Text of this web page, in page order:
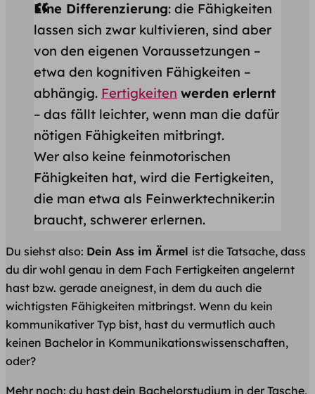
Eine Differenzierung: die Fähigkeiten
lassen sich zwar kultivieren, sind aber
von den eigenen Voraussetzungen –
etwa den kognitiven Fähigkeiten –
abhängig. Fertigkeiten werden erlernt
– das fällt leichter, wenn man die dafür
nötigen Fähigkeiten mitbringt.
Wer also keine feinmotorischen
Fähigkeiten hat, wird die Fertigkeiten,
die man etwa als Feinwerktechniker:in
braucht, schwerer erlernen.
Du siehst also: Dein Ass im Ärmel ist die Tatsache, dass
du dir wohl genau in dem Fach Fertigkeiten angelernt
hast bzw. gerade aneignest, in dem du auch die
wichtigsten Fähigkeiten mitbringst. Wenn du kein
kommunikativer Typ bist, hast du vermutlich auch
keinen Bachelor in Kommunikationswissenschaften,
oder?
Mehr noch: du hast dein Bachelorstudium in der Tasche,